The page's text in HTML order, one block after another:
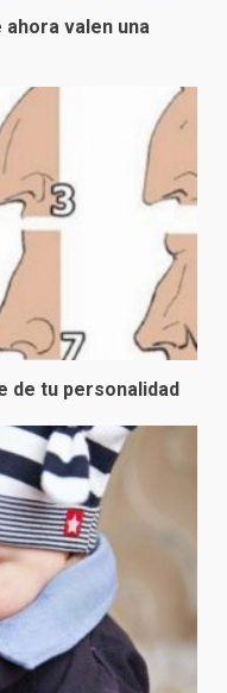
ahora valen una
de tu personalidad